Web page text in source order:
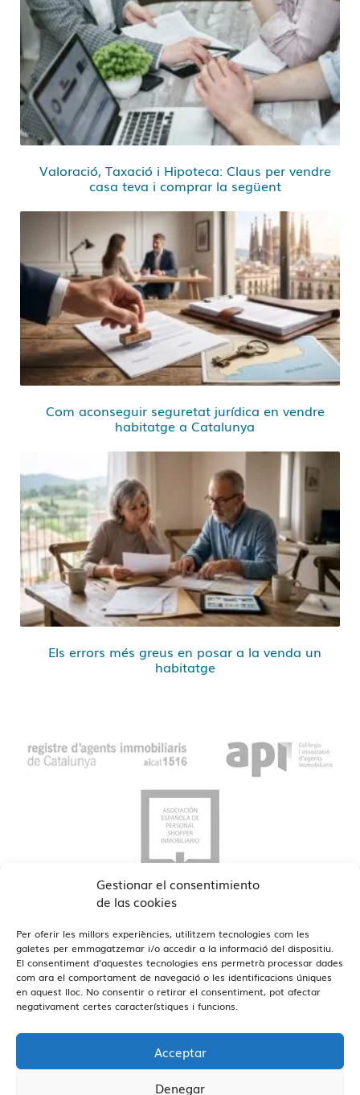
Gestionar el consentimiento
de las cookies
Per oferir les millors experiències, utilitzem tecnologies com les
galetes per emmagatzemar i/o accedir a la informació del dispositiu.
El consentiment d'aquestes tecnologies ens permetrà processar dades
com ara el comportament de navegació o les identificacions úniques
en aquest lloc. No consentir o retirar el consentiment, pot afectar
negativament certes característiques i funcions.
Acceptar
Denegar
Valoració, Taxació i Hipoteca: Claus per vendre
casa teva i comprar la següent
Com aconseguir seguretat jurídica en vendre
habitatge a Catalunya
Els errors més greus en posar a la venda un
habitatge
Estamos en Barcelona y Reus Veure Oficines